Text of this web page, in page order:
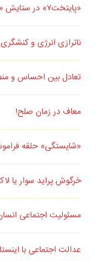
«پایتخت۷» در ستایش «خانواده» / (ناترازی خانواده و من‌های بی ما)
ناترازی انرژی و
تعادل بین احساس و
معاف در زمان صلح!
«شایستگی» حلقه
خرگوش پراید سوار
مسئولیت اجتماعی
عدالت اجتماعی با